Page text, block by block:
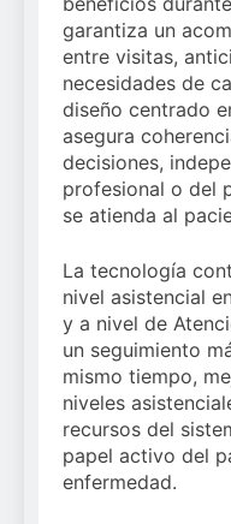
garantiza un
entre visitas,
necesidades de
diseño centrado
asegura
decisiones,
profesional o del
se atienda al
La tecnología
nivel asistencial
y a nivel de
un seguimiento
mismo tiempo,
niveles
recursos del
papel activo del
enfermedad.